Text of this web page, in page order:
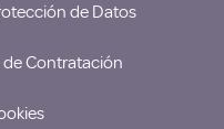
de Datos
Contratación